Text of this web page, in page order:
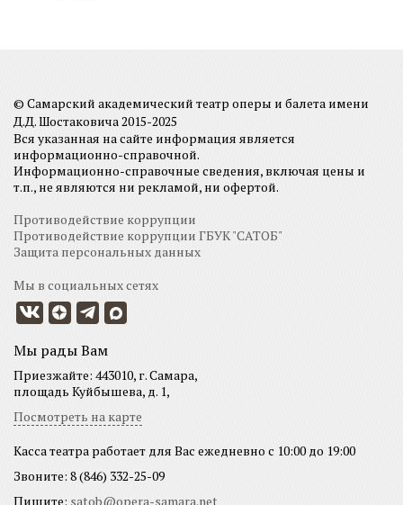
© Самарский академический театр оперы и балета имени
Д.Д. Шостаковича 2015-2025
Вся указанная на сайте информация является
информационно-справочной.
Информационно-справочные сведения, включая цены и
т.п., не являются ни рекламой, ни офертой.
Противодействие коррупции
Противодействие коррупции ГБУК "САТОБ"
Защита персональных данных
Мы в социальных сетях
Мы рады Вам
Приезжайте: 443010, г. Самара,
площадь Куйбышева, д. 1,
Посмотреть на карте
Касса театра работает для Вас ежедневно с 10:00 до 19:00
Звоните: 8 (846) 332-25-09
Пишите: satob@opera-samara.net